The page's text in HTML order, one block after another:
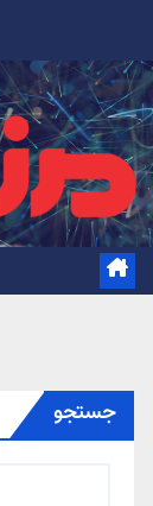
content
جستجو